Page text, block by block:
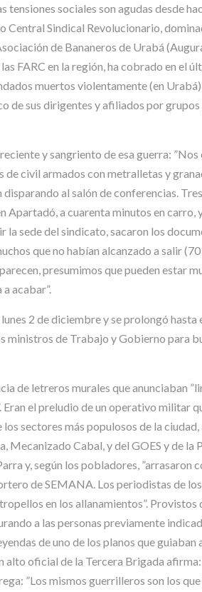
sociales son agudas desde
Sindical Revolucionario,
de Bananeros de Urabá
FARC en la región, ha cobrado en el
muertos violentamente (en
de sus dirigentes y afiliados por
y sangriento de esa guerra:
civil armados con metralletas y
al salón de conferencias.
a cuarenta minutos en
sede del sindicato, sacaron los
que no habían alcanzado a salir
presumimos que pueden estar
acabar”.
2 de diciembre y se prolongó
ministros de Trabajo y Gobierno para
de letreros murales que anunciaban
el preludio de un operativo militar
sectores más populosos de la
Cabal, y del GOES y de
y, según los pobladores, ”arrasaron
de SEMANA. Los periodistas de
en los allanamientos”.
a las personas previamente
de uno de los planos que
oficial de la Tercera Brigada
”Los mismos guerrilleros son los